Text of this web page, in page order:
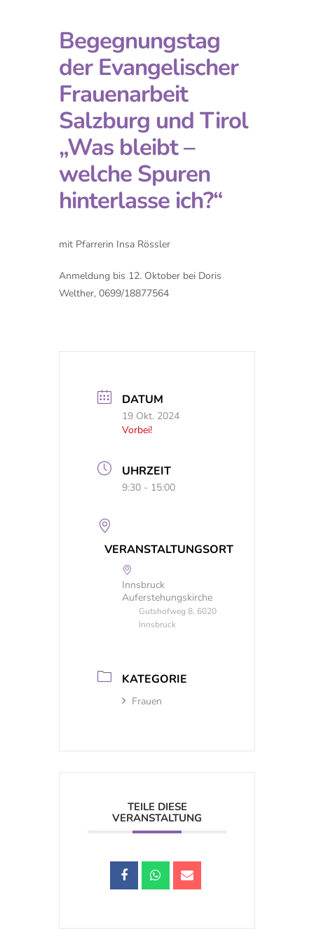
Begegnungstag
der Evangelischer
Frauenarbeit
Salzburg und Tirol
„Was bleibt –
welche Spuren
hinterlasse ich?“
mit Pfarrerin Insa Rössler
Anmeldung bis 12. Oktober bei Doris
Welther, 0699/18877564
DATUM
19 Okt. 2024
Vorbei!
UHRZEIT
9:30 - 15:00
VERANSTALTUNGSORT
Innsbruck
Auferstehungskirche
Gutshofweg 8, 6020
Innsbruck
KATEGORIE
Frauen
TEILE DIESE
VERANSTALTUNG